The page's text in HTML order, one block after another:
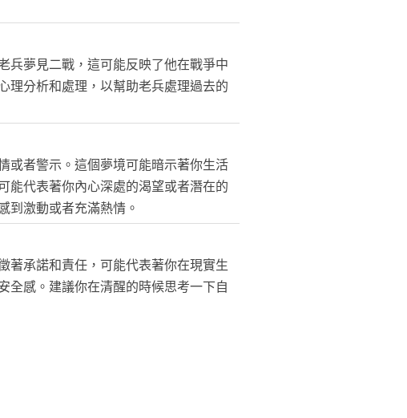
兵夢見二戰，這可能反映了他在戰爭中
理分析和處理，以幫助老兵處理過去的
或者警示。這個夢境可能暗示著你生活
能代表著你內心深處的渴望或者潛在的
到激動或者充滿熱情。
著承諾和責任，可能代表著你在現實生
全感。建議你在清醒的時候思考一下自